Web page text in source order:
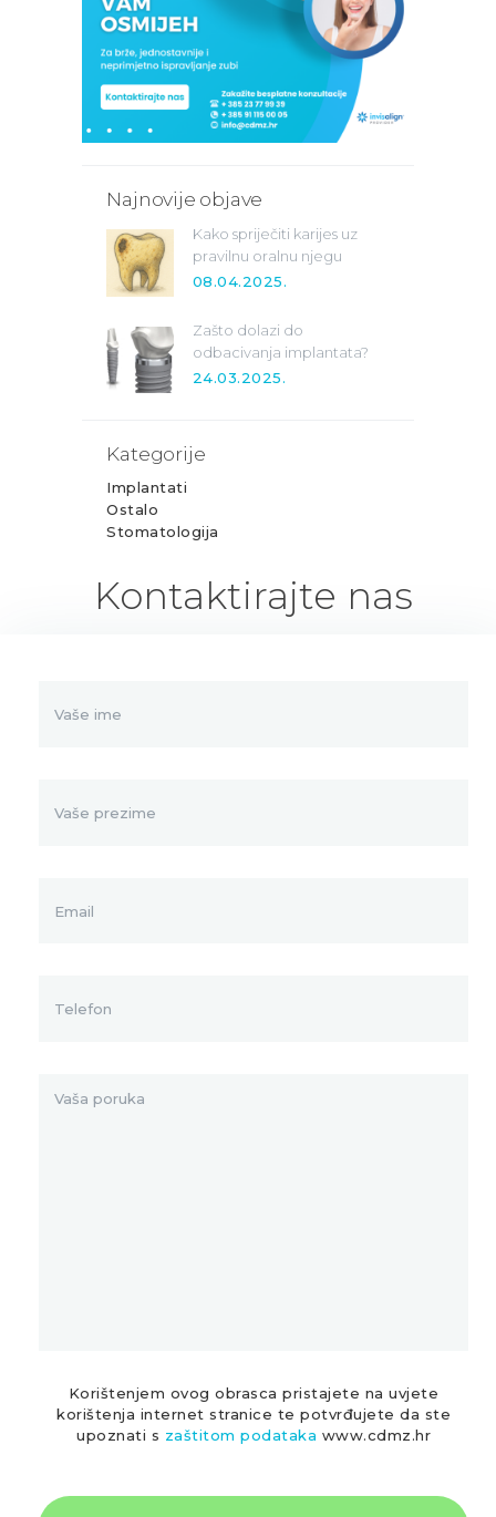
Najnovije objave
Kako spriječiti karijes uz
pravilnu oralnu njegu
08.04.2025.
Zašto dolazi do
odbacivanja implantata?
24.03.2025.
Kategorije
Implantati
Ostalo
Stomatologija
Kontaktirajte nas
Korištenjem ovog obrasca pristajete na uvjete
korištenja internet stranice te potvrđujete da ste
upoznati s zaštitom podataka www.cdmz.hr